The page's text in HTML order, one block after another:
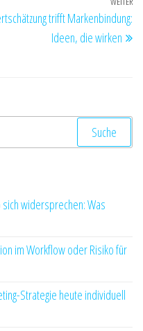
trifft Markenbindung:
Ideen, die wirken
widersprechen: Was
im Workflow oder Risiko für
Strategie heute individuell